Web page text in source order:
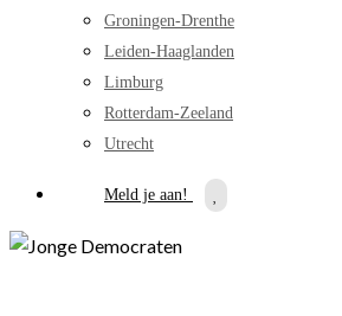
Groningen-Drenthe
Leiden-Haaglanden
Limburg
Rotterdam-Zeeland
Utrecht
Meld je aan!